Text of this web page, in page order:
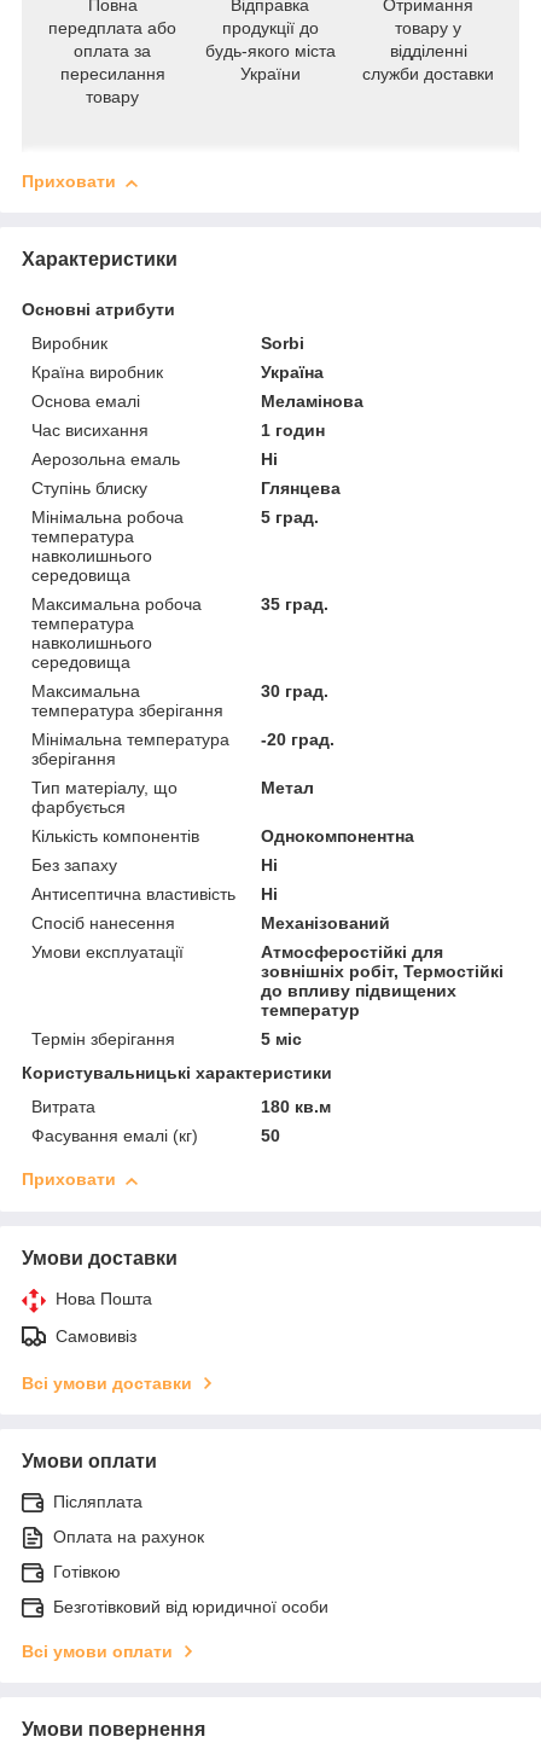
Повна
передплата або
оплата за
пересилання
товару
Відправка
продукції до
будь-якого міста
України
Отримання
товару у
відділенні
служби доставки
Приховати
Характеристики
Основні атрибути
Виробник
Sorbi
Країна виробник
Україна
Основа емалі
Меламінова
Час висихання
1 годин
Аерозольна емаль
Ні
Ступінь блиску
Глянцева
Мінімальна робоча
температура
навколишнього
середовища
5 град.
Максимальна робоча
температура
навколишнього
середовища
35 град.
Максимальна
температура зберігання
30 град.
Мінімальна температура
зберігання
-20 град.
Тип матеріалу, що
фарбується
Метал
Кількість компонентів
Однокомпонентна
Без запаху
Ні
Антисептична властивість
Ні
Спосіб нанесення
Механізований
Умови експлуатації
Атмосферостійкі для
зовнішніх робіт, Термостійкі
до впливу підвищених
температур
Термін зберігання
5 міс
Користувальницькі характеристики
Витрата
180 кв.м
Фасування емалі (кг)
50
Приховати
Умови доставки
Нова Пошта
Самовивіз
Всі умови доставки
Умови оплати
Післяплата
Оплата на рахунок
Готівкою
Безготівковий від юридичної особи
Всі умови оплати
Умови повернення